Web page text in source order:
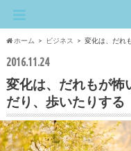
ホーム ビジネス 変化は、だれ
2016.11.24
変化は、だれもが怖
だり、歩いたりする